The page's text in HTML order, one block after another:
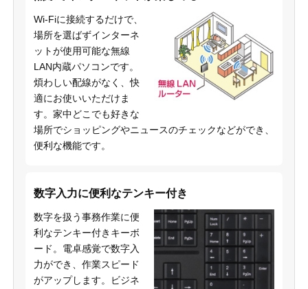
Wi-Fiに接続するだけで、
場所を選ばずインターネ
ットが使用可能な無線
LAN内蔵パソコンです。
煩わしい配線がなく、快
適にお使いいただけま
す。家中どこでも好きな
場所でショッピングやニュースのチェックなどができ、
便利な機能です。
数字入力に便利なテンキー付き
数字を扱う事務作業に便
利なテンキー付きキーボ
ード。電卓感覚で数字入
力ができ、作業スピード
がアップします。ビジネ